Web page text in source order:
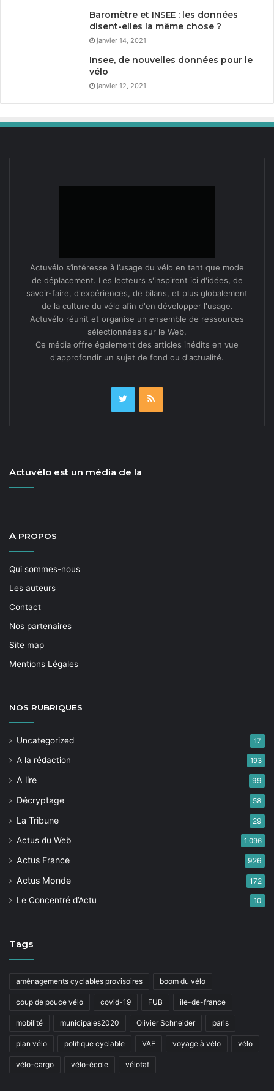
Baromètre et INSEE : les données
disent-elles la même chose ?
janvier 14, 2021
Insee, de nouvelles données pour le
vélo
janvier 12, 2021
Actuvélo s’intéresse à l’usage du vélo en tant que mode
de déplacement. Les lecteurs s'inspirent ici d'idées, de
savoir-faire, d'expériences, de bilans, et plus globalement
de la culture du vélo afin d'en développer l'usage.
Actuvélo réunit et organise un ensemble de ressources
sélectionnées sur le Web.
Ce média offre également des articles inédits en vue
d'approfondir un sujet de fond ou d'actualité.
Actuvélo est un média de la
A PROPOS
Qui sommes-nous
Les auteurs
Contact
Nos partenaires
Site map
Mentions Légales
NOS RUBRIQUES
Uncategorized 17
A la rédaction 193
A lire 99
Décryptage 58
La Tribune 29
Actus du Web 1 096
Actus France 926
Actus Monde 172
Le Concentré d’Actu 10
Tags
aménagements cyclables provisoires boom du vélo
coup de pouce vélo covid-19 FUB ile-de-france
mobilité municipales2020 Olivier Schneider paris
plan vélo politique cyclable VAE voyage à vélo vélo
vélo-cargo vélo-école vélotaf